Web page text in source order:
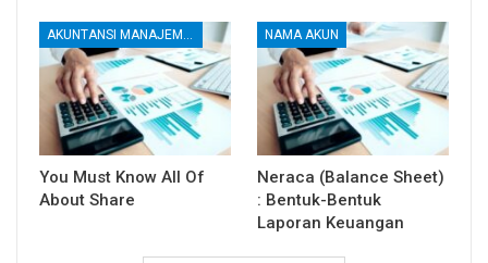
AKUNTANSI MANAJEMEN DAN BIAYA
You Must Know All Of
About Share
NAMA AKUN
Neraca (Balance Sheet)
: Bentuk-Bentuk
Laporan Keuangan